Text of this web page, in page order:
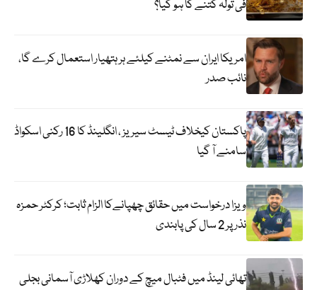
فی تولہ کتنے کا ہو گیا؟
امریکا ایران سے نمٹنے کیلئے ہر ہتھیار استعمال کرے گا،
نائب صدر
پاکستان کیخلاف ٹیسٹ سیریز ، انگلینڈ کا 16 رکنی اسکواڈ
سامنے آ گیا
ویزا درخواست میں حقائق چھپانےکا الزام ثابت؛ کرکٹر حمزہ
نذر پر 2 سال کی پابندی
تھائی لینڈ میں فٹبال میچ کے دوران کھلاڑی آسمانی بجلی